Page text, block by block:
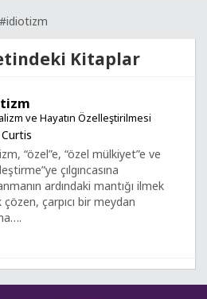
#idiotizm
Kitaplar
ve Hayatın Özelleştirilmesi
“özel”e, “özel mülkiyet”e ve
çılgıncasına
ardındaki mantığı ilmek
çözen, çarpıcı bir meydan